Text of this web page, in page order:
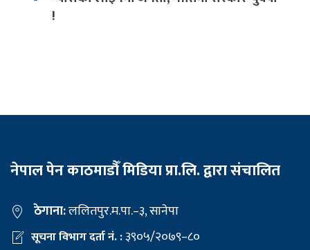
!
नेपाल पेन काठमाडौँ मिडिया प्रा.लि. द्वारा संचालित
ठेगाना:ललितपुर.म.पा.–३, सानेपा
सूचना विभाग दर्ता नं. :३९०५/२०७९–८०